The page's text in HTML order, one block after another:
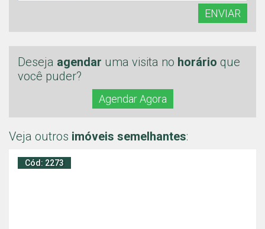
ENVIAR
Deseja agendar uma visita no horário que
você puder?
Agendar Agora
Veja outros imóveis semelhantes:
Cód: 2273